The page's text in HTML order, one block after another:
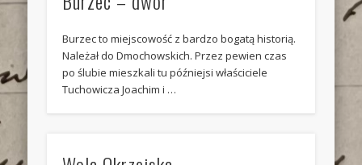
Burzec to miejscowość z bardzo bogatą historią.
Należał do Dmochowskich. Przez pewien czas
po ślubie mieszkali tu późniejsi właściciele
Tuchowicza Joachim i …